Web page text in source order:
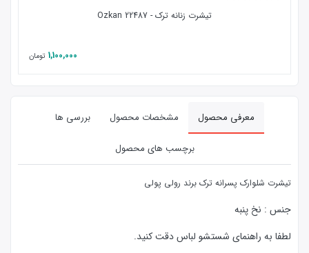
تیشرت زنانه ترک - 22487 Ozkan
1,100,000 تومان
معرفی محصول مشخصات محصول بررسی ها
برچسب های محصول
تیشرت شلوارک پسرانه ترک برند رولی پولی
جنس : نخ پنبه
لطفا به راهنمای شستشو لباس دقت کنید.